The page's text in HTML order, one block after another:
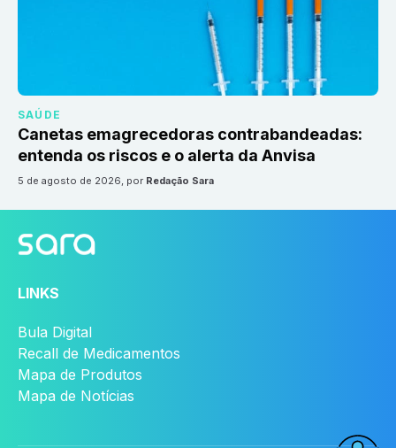
SAÚDE
Canetas emagrecedoras contrabandeadas:
entenda os riscos e o alerta da Anvisa
5 de agosto de 2026, por Redação Sara
LINKS
Bula Digital
Recall de Medicamentos
Mapa de Produtos
Mapa de Notícias